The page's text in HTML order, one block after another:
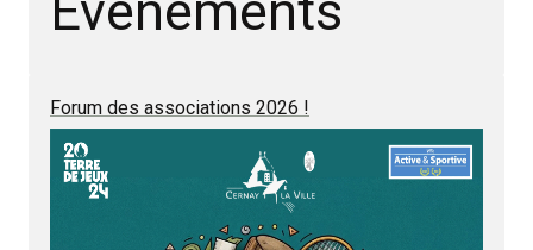
Forum des associations 2026 !